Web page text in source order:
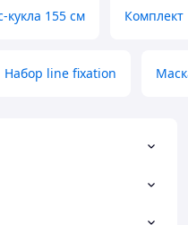
кукла 155 см
Набор line fixation